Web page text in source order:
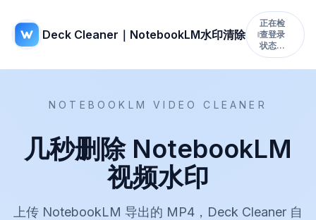
Deck Cleaner｜NotebookLM水印清除
正在检
查登录
状态…
NOTEBOOKLM VIDEO CLEANER
几秒删除 NotebookLM
视频水印
上传 NotebookLM 导出的 MP4，Deck Cleaner 自